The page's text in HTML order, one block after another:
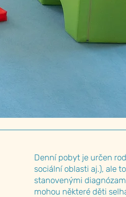
Denní pobyt je určen
sociální oblasti aj.), ale
stanovenými
mohou některé děti